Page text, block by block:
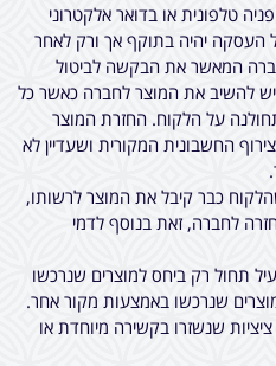
טלפונית או בדואר אלקטרוני
העסקה יהיה בתוקף אך ורק לאחר
המאשר את הבקשה לביטול
להשיב את המוצר לחברה כאשר כל
על הלקוח. החזרת המוצר
החשבונית המקורית ושעדיין לא
כבר קיבל את המוצר לרשותו,
לחברה, זאת בנוסף לדמי
תחול רק ביחס למוצרים שנרכשו
שנרכשו באמצעות מקור אחר.
שנשזרו בקשירה מיוחדת או